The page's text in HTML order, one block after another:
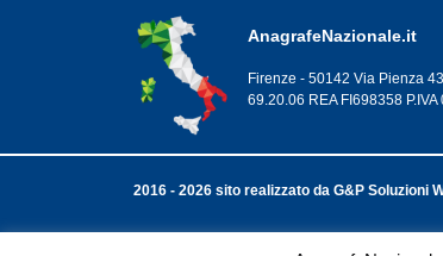
AnagrafeNazionale.it
Firenze - 50142 Via Pienza
69.20.06 REA FI698358
2016 - 2026 sito realizzato da G&P Soluzioni